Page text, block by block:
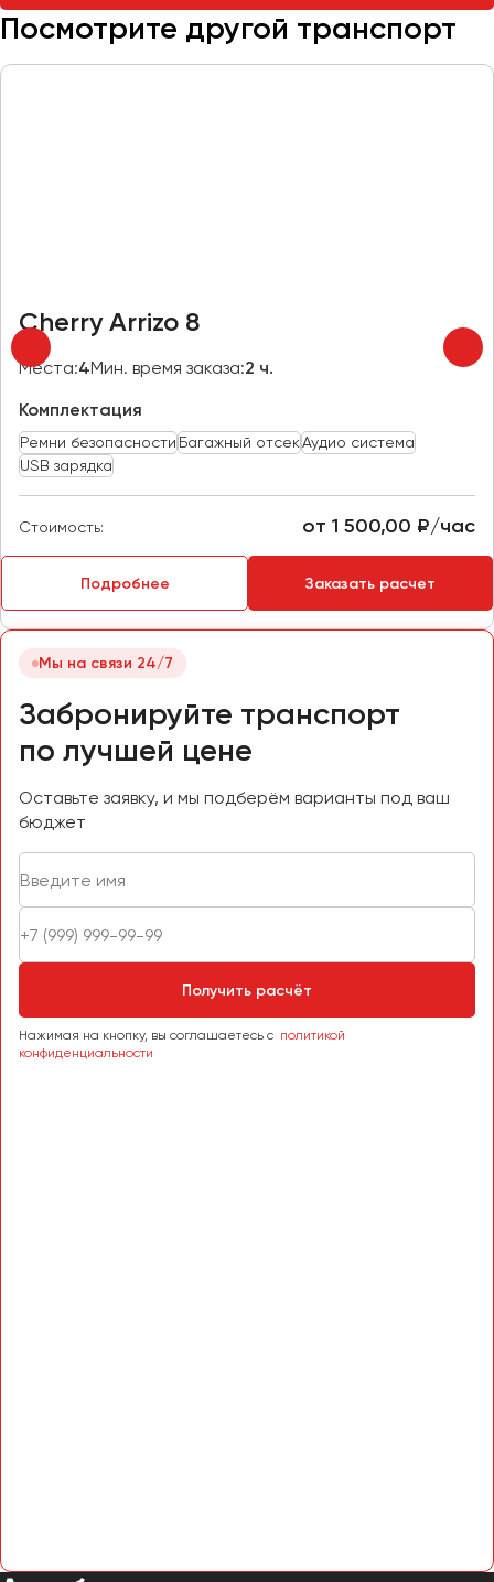
Посмотрите другой транспорт
Cherry Arrizo 8
Места:4Мин. время заказа:2 ч.
Комплектация
Ремни безопасности Багажный отсекАудио система
USB зарядка
Стоимость: от 1 500,00 ₽/час
Подробнее Заказать расчет
Мы на связи 24/7
Забронируйте транспорт
по лучшей цене
Оставьте заявку, и мы подберём варианты под ваш
бюджет
Получить расчёт
Нажимая на кнопку, вы соглашаетесь с политикой
конфиденциальности
Москва
Омск
Орёл
Пенза
Пермь
Петрозаводск
Псков
Ростов-на-Дону
Санкт-Петербург
Севастополь
Симферополь
Смоленск
Сочи
Ставрополь
Сургут
Тольятти
Томск
Якутск